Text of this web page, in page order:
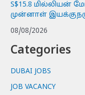
S$15.8 மில்லியன்
முன்னாள்
08/08/2026
Categories
DUBAI JOBS
JOB VACANCY